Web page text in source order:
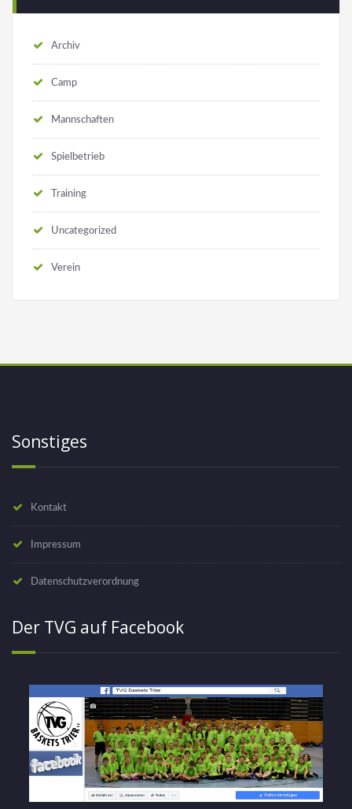
Archiv
Camp
Mannschaften
Spielbetrieb
Training
Uncategorized
Verein
Sonstiges
Kontakt
Impressum
Datenschutzverordnung
Der TVG auf Facebook